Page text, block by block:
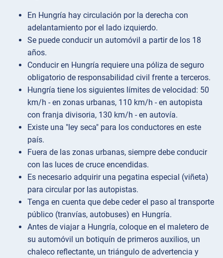
En Hungría hay circulación por la derecha con
adelantamiento por el lado izquierdo.
Se puede conducir un automóvil a partir de los 18
años.
Conducir en Hungría requiere una póliza de seguro
obligatorio de responsabilidad civil frente a terceros.
Hungría tiene los siguientes límites de velocidad: 50
km/h - en zonas urbanas, 110 km/h - en autopista
con franja divisoria, 130 km/h - en autovía.
Existe una "ley seca" para los conductores en este
país.
Fuera de las zonas urbanas, siempre debe conducir
con las luces de cruce encendidas.
Es necesario adquirir una pegatina especial (viñeta)
para circular por las autopistas.
Tenga en cuenta que debe ceder el paso al transporte
público (tranvías, autobuses) en Hungría.
Antes de viajar a Hungría, coloque en el maletero de
su automóvil un botiquín de primeros auxilios, un
chaleco reflectante, un triángulo de advertencia y